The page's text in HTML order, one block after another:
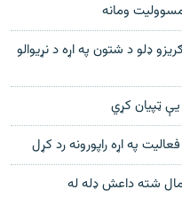
ومانه
ډلو د شتون په اړه د نړیوالو
په اړه راپورونه رد کړل
شته داعش ډله له